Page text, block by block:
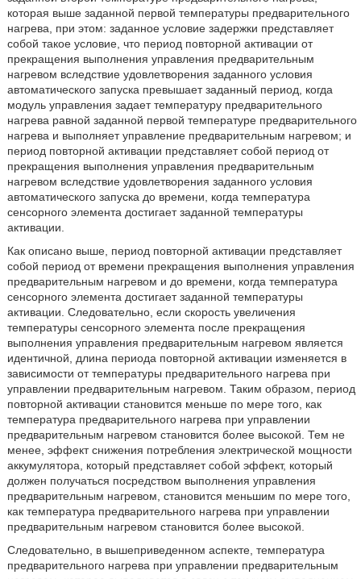
которая выше заданной первой температуры предварительного
нагрева, при этом: заданное условие задержки представляет
собой такое условие, что период повторной активации от
прекращения выполнения управления предварительным
нагревом вследствие удовлетворения заданного условия
автоматического запуска превышает заданный период, когда
модуль управления задает температуру предварительного
нагрева равной заданной первой температуре предварительного
нагрева и выполняет управление предварительным нагревом; и
период повторной активации представляет собой период от
прекращения выполнения управления предварительным
нагревом вследствие удовлетворения заданного условия
автоматического запуска до времени, когда температура
сенсорного элемента достигает заданной температуры
активации.
Как описано выше, период повторной активации представляет
собой период от времени прекращения выполнения управления
предварительным нагревом и до времени, когда температура
сенсорного элемента достигает заданной температуры
активации. Следовательно, если скорость увеличения
температуры сенсорного элемента после прекращения
выполнения управления предварительным нагревом является
идентичной, длина периода повторной активации изменяется в
зависимости от температуры предварительного нагрева при
управлении предварительным нагревом. Таким образом, период
повторной активации становится меньше по мере того, как
температура предварительного нагрева при управлении
предварительным нагревом становится более высокой. Тем не
менее, эффект снижения потребления электрической мощности
аккумулятора, который представляет собой эффект, который
должен получаться посредством выполнения управления
предварительным нагревом, становится меньшим по мере того,
как температура предварительного нагрева при управлении
предварительным нагревом становится более высокой.
Следовательно, в вышеприведенном аспекте, температура
предварительного нагрева при управлении предварительным